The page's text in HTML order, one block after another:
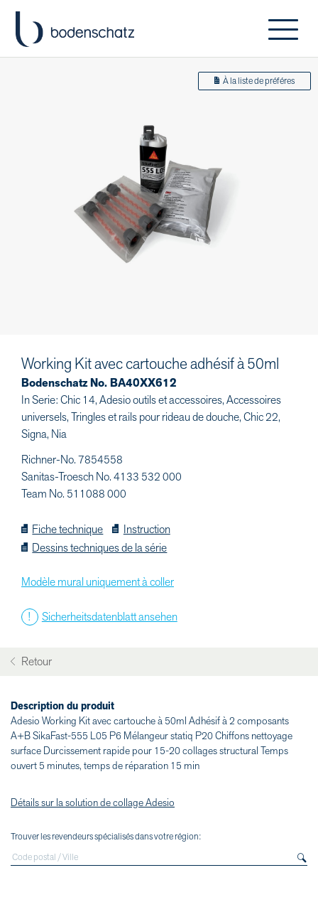
À la liste de préféres
Working Kit avec cartouche adhésif à 50ml
Bodenschatz No. BA40XX612
In Serie: Chic 14, Adesio outils et accessoires, Accessoires
universels, Tringles et rails pour rideau de douche, Chic 22,
Signa, Nia
Richner-No. 7854558
Sanitas-Troesch No. 4133 532 000
Team No. 511088 000
Fiche technique
Instruction
Dessins techniques de la série
Modèle mural uniquement à coller
Sicherheitsdatenblatt ansehen
Retour
Description du produit
Adesio Working Kit avec cartouche à 50ml Adhésif à 2 composants
A+B SikaFast-555 L05 P6 Mélangeur statiq P20 Chiffons nettoyage
surface Durcissement rapide pour 15-20 collages structural Temps
ouvert 5 minutes, temps de réparation 15 min
Détails sur la solution de collage Adesio
Trouver les revendeurs spécialisés dans votre région: